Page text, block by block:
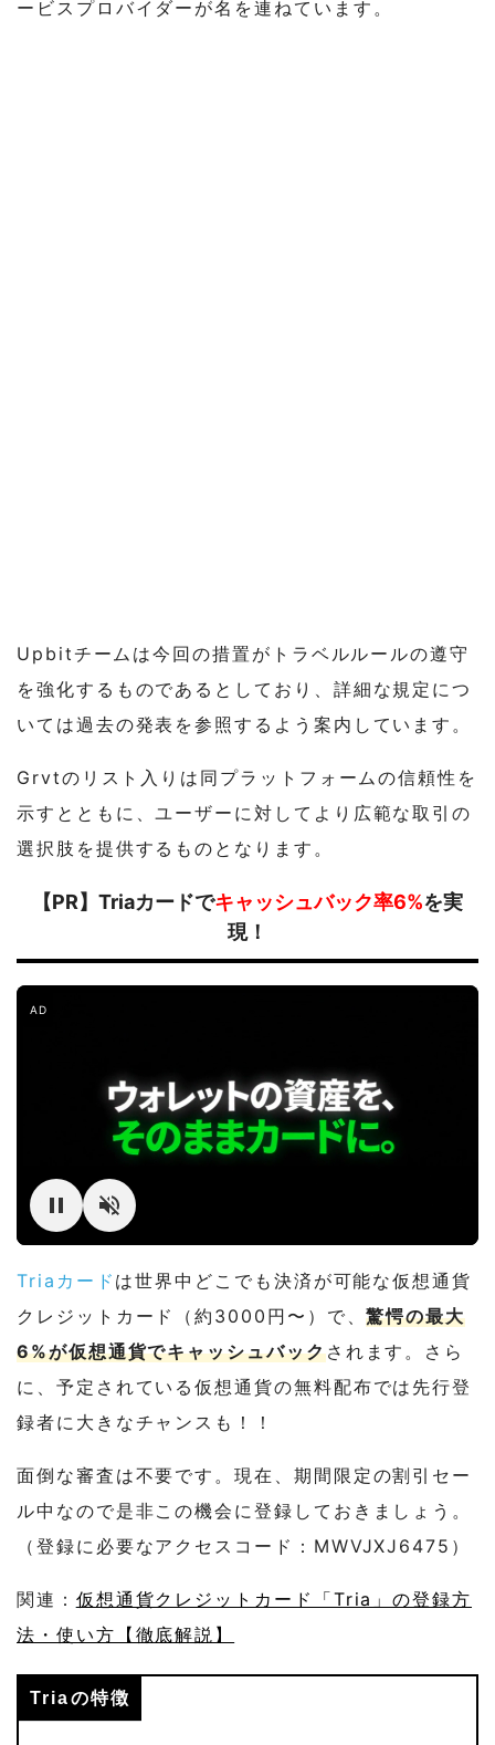
ービスプロバイダーが名を連ねています。
Upbitチームは今回の措置がトラベルルールの遵守
を強化するものであるとしており、詳細な規定につ
いては過去の発表を参照するよう案内しています。
Grvtのリスト入りは同プラットフォームの信頼性を
示すとともに、ユーザーに対してより広範な取引の
選択肢を提供するものとなります。
【PR】Triaカードでキャッシュバック率6%を実
現！
AD
Triaカード は世界中どこでも決済が可能な仮想通貨
クレジットカード（約3000円〜）で、驚愕の最大
6%が仮想通貨でキャッシュバックされます。さら
に、予定されている仮想通貨の無料配布では先行登
録者に大きなチャンスも！！
面倒な審査は不要です。現在、期間限定の割引セー
ル中なので是非この機会に登録しておきましょう。
（登録に必要なアクセスコード：MWVJXJ6475）
関連： 仮想通貨クレジットカード「Tria」の登録方
法・使い方【徹底解説】
Triaの特徴